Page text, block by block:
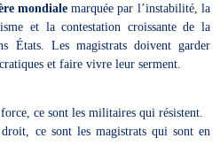
mondialemarquée par l’instabilité, la
et la contestation croissante de la
États. Les magistrats doivent garder
et faire vivre leur serment.
ce sont les militaires qui résistent.
ce sont les magistrats qui sont en